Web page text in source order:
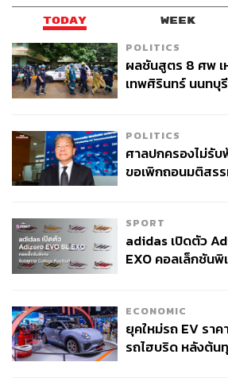
TODAY WEEK
POLITICS
ผลชันสูตร 8 ศพ เ
เทพศิรินทร์ นนทบุ
POLITICS
ศาลปกครองไม่รั
ขอเพิกถอนมติสร
SPORT
adidas เปิดตัว
EXO คอลเล็กชัน
ECONOMIC
ยุคใหม่รถ EV ราค
รถไฮบริด หลังต้น